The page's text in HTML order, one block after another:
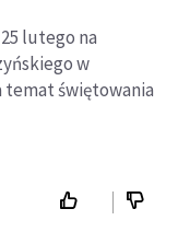
lutego na
w
temat świętowania